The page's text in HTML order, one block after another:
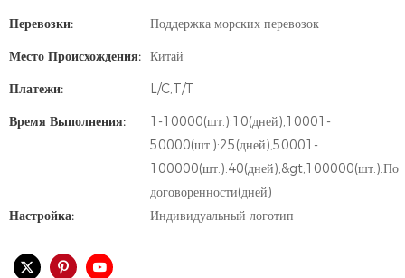
Перевозки:
Поддержка морских перевозок
Место Происхождения: Китай
Платежи:
L/C,T/T
Время Выполнения:
1-10000(шт.):10(дней),10001-
50000(шт.):25(дней),50001-
100000(шт.):40(дней),&gt;100000(шт.):По
договоренности(дней)
Настройка:
Индивидуальный логотип